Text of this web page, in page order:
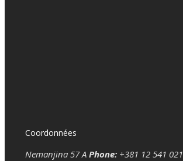
Coordonnées
Nemanjina 57 A Phone:+381 12 541 021